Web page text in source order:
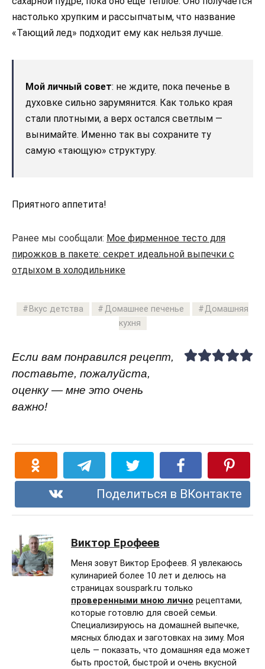
настолько хрупким и рассыпчатым, что название
«Тающий лед» подходит ему как нельзя лучше.
Мой личный совет: не ждите, пока печенье в
духовке сильно зарумянится. Как только края
стали плотными, а верх остался светлым —
вынимайте. Именно так вы сохраните ту
самую «тающую» структуру.
Приятного аппетита!
Ранее мы сообщали: Мое фирменное тесто для
пирожков в пакете: секрет идеальной выпечки с
отдыхом в холодильнике
Вкус детства Домашнее печенье
Домашняя
кухня
Если вам понравился рецепт,
поставьте, пожалуйста,
оценку — мне это очень
важно!
Поделиться в ВКонтакте
Виктор Ерофеев
Меня зовут Виктор Ерофеев. Я увлекаюсь
кулинарией более 10 лет и делюсь на
страницах souspark.ru только
проверенными мною лично рецептами,
которые готовлю для своей семьи.
Специализируюсь на домашней выпечке,
мясных блюдах и заготовках на зиму. Моя
цель — показать, что домашняя еда может
быть простой, быстрой и очень вкусной